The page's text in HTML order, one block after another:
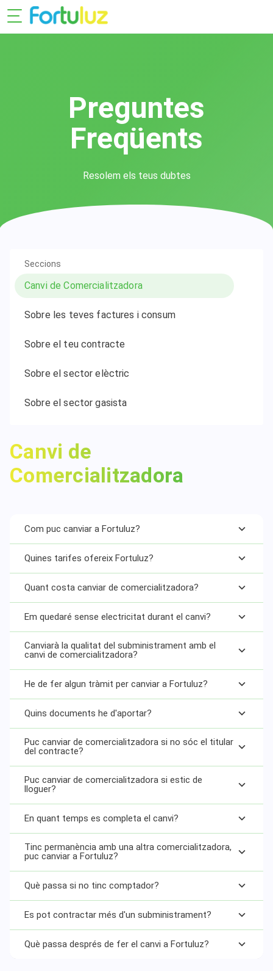
Preguntes
Freqüents
Resolem els teus dubtes
Seccions
Canvi de Comercialitzadora
Sobre les teves factures i consum
Sobre el teu contracte
Sobre el sector elèctric
Sobre el sector gasista
Canvi de
Comercialitzadora
Com puc canviar a Fortuluz?
Quines tarifes ofereix Fortuluz?
Quant costa canviar de comercialitzadora?
Em quedaré sense electricitat durant el canvi?
Canviarà la qualitat del subministrament amb el
canvi de comercialitzadora?
He de fer algun tràmit per canviar a Fortuluz?
Quins documents he d'aportar?
Puc canviar de comercialitzadora si no sóc el titular
del contracte?
Puc canviar de comercialitzadora si estic de
lloguer?
En quant temps es completa el canvi?
Tinc permanència amb una altra comercialitzadora,
puc canviar a Fortuluz?
Què passa si no tinc comptador?
Es pot contractar més d'un subministrament?
Què passa després de fer el canvi a Fortuluz?